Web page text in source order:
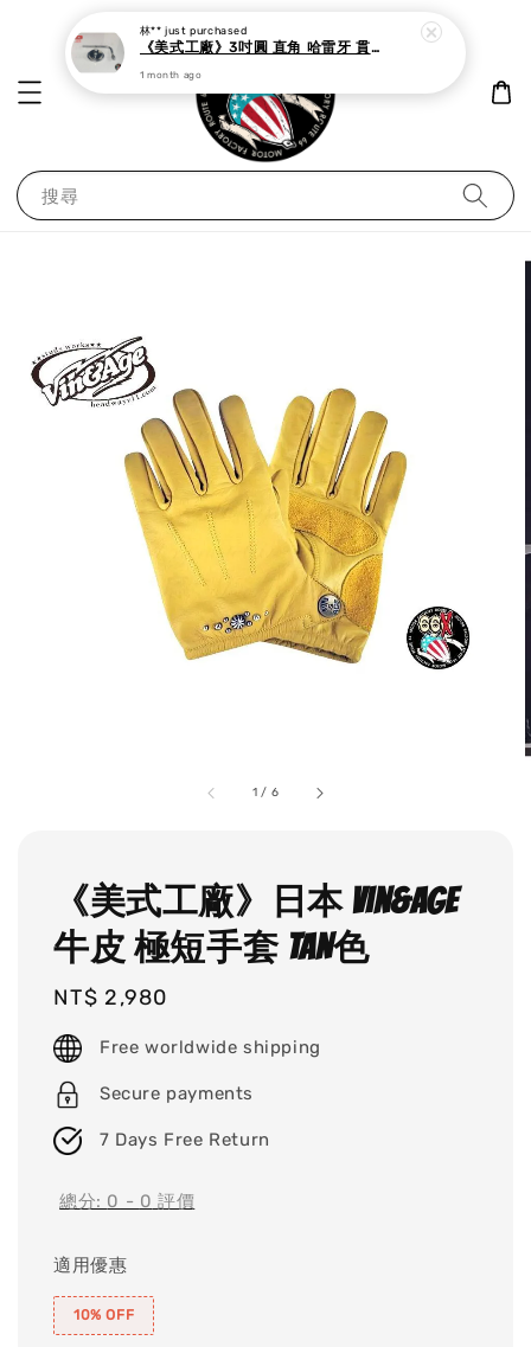
搜尋
1 / 6
《美式工廠》日本 vin&age
牛皮 極短手套 TAN色
Regular
price
NT$ 2,980
Free worldwide shipping
Secure payments
7 Days Free Return
總分: 0 - 0 評價
適用優惠
10% OFF
1 month ago